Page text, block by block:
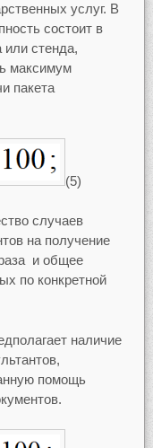
услуг. В
состоит в
или стенда,
максимум
пакета
(5)
случаев
на получение
раза и общее
по конкретной
наличие
помощь